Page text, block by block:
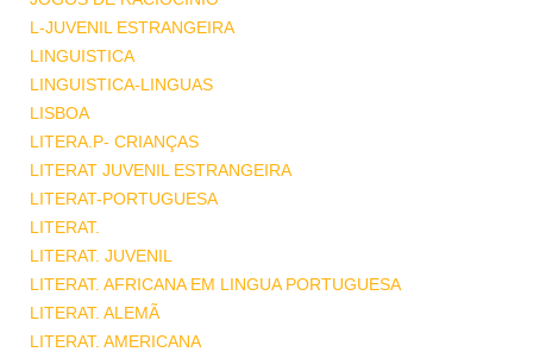
L-JUVENIL ESTRANGEIRA
LINGUISTICA
LINGUISTICA-LINGUAS
LISBOA
LITERA.P- CRIANÇAS
LITERAT JUVENIL ESTRANGEIRA
LITERAT-PORTUGUESA
LITERAT.
LITERAT. JUVENIL
LITERAT. AFRICANA EM LINGUA PORTUGUESA
LITERAT. ALEMÃ
LITERAT. AMERICANA